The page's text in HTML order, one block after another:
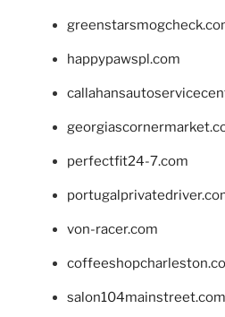
happypawspl.com
perfectfit24-7.com
von-racer.com
salon104mainstreet.com